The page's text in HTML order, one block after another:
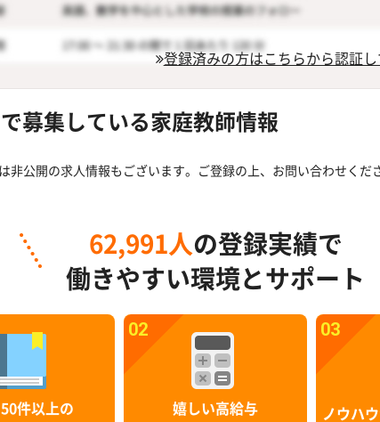
登録済みの方はこちらから認証
募集している家庭教師情報
非公開の求人情報もございます。ご登録の上、お問い合わせくだ
62,991人 の登録実績で
働きやすい環境とサポート
件以上の
02
嬉しい高給与
03
ノウハ